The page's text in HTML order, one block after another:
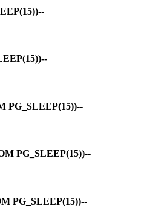
PG_SLEEP(15))--
PG_SLEEP(15))--
PG_SLEEP(15))--